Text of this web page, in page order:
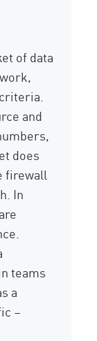
of data
and
does
firewall
In
teams
a
–